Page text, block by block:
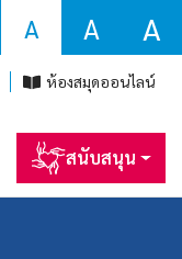
A A A
ห้องสมุดออนไลน์
สนับสนุน